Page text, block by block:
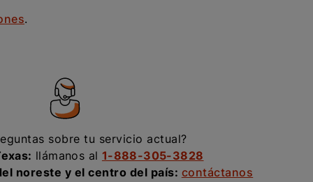
.
sobre tu servicio actual?
llámanos al 1-888-305-3828
noreste y el centro del país: contáctanos